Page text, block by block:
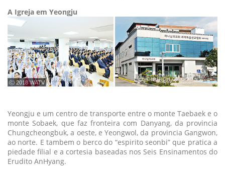
A Igreja em Yeongju
ⓒ 2018 WATV
Yeongju e um centro de transporte entre o monte Taebaek e o
monte Sobaek, que faz fronteira com Danyang, da provincia
Chungcheongbuk, a oeste, e Yeongwol, da provincia Gangwon,
ao norte. E tambem o berco do “espirito seonbi” que pratica a
piedade filial e a cortesia baseadas nos Seis Ensinamentos do
Erudito AnHyang.